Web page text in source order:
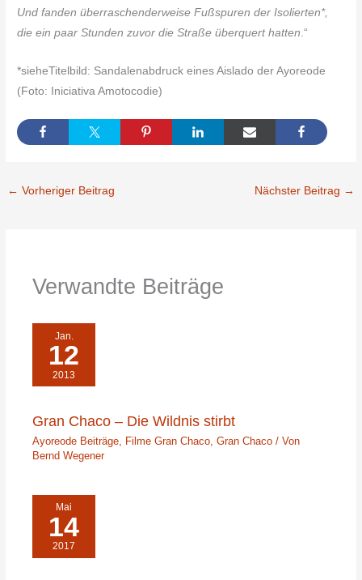
Und fanden überraschenderweise Fußspuren der Isolierten*,
die ein paar Stunden zuvor die Straße überquert hatten.“
*sieheTitelbild: Sandalenabdruck eines Aislado der Ayoreode
(Foto: Iniciativa Amotocodie)
← Vorheriger Beitrag Nächster Beitrag →
Verwandte Beiträge
Jan.
12
2013
Gran Chaco – Die Wildnis stirbt
Ayoreode Beiträge Filme Gran Chaco ,Gran Chaco / Von
Bernd Wegener
Mai
14
2017